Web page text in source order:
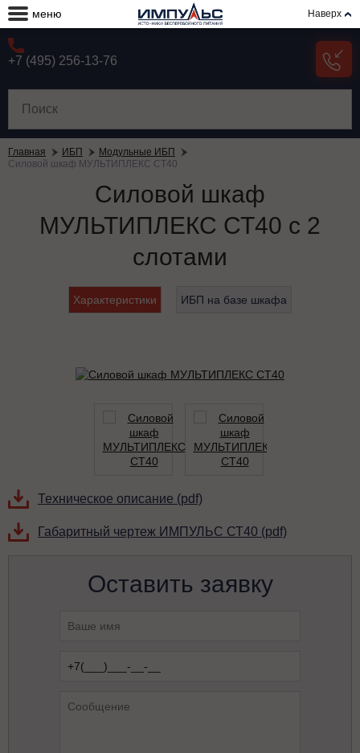
меню Наверх
+7 (495) 256-13-76
Главная ИБП
Модульные ИБП
Силовой шкаф МУЛЬТИПЛЕКС СТ40
Силовой шкаф
МУЛЬТИПЛЕКС СТ40 c 2
слотами
Характеристики ИБП на базе шкафа
Техническое описание (pdf)
Габаритный чертеж ИМПУЛЬС СТ40 (pdf)
Оставить заявку